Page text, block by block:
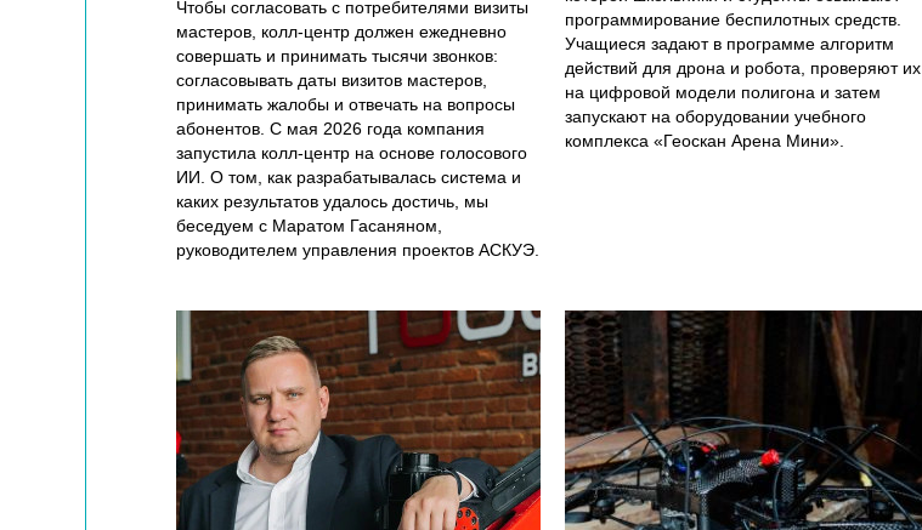
Чтобы согласовать с потребителями визиты
мастеров, колл-центр должен ежедневно
совершать и принимать тысячи звонков:
согласовывать даты визитов мастеров,
принимать жалобы и отвечать на вопросы
абонентов. С мая 2026 года компания
запустила колл-центр на основе голосового
ИИ. О том, как разрабатывалась система и
каких результатов удалось достичь, мы
беседуем с Маратом Гасаняном,
руководителем управления проектов АСКУЭ.
программирование беспилотных средств.
Учащиеся задают в программе алгоритм
действий для дрона и робота, проверяют их
на цифровой модели полигона и затем
запускают на оборудовании учебного
комплекса «Геоскан Арена Мини».